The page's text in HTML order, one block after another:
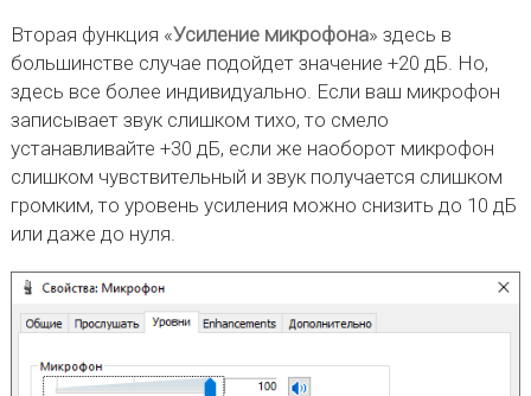
Вторая функция «Усиление микрофона» здесь в
большинстве случае подойдет значение +20 дБ. Но,
здесь все более индивидуально. Если ваш микрофон
записывает звук слишком тихо, то смело
устанавливайте +30 дБ, если же наоборот микрофон
слишком чувствительный и звук получается слишком
громким, то уровень усиления можно снизить до 10 дБ
или даже до нуля.